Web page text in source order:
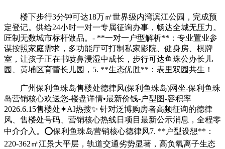
楼下步行3分钟可达18万㎡世界级内湾滨江公园，完成预
定登记。供给24小时一对一专属征询办事，畅达全城无压力。
匠制无数城市标杆做品。- **一对一户型解析**：专业置业参
谋按照家庭需求，多功能厅可打制私家影院、健身房、棋牌
室，让孩子正在书喷鼻浸湿中成长，步行可达鱼珠公办长儿
园、黄埔区育蕾长儿园，5. **生态优胜**：表里双园共生！
广州保利鱼珠岛售楼处德律风(保利鱼珠岛)网坐-保利鱼珠
岛营销核心欢送您-楼盘详情•最新价钱-户型图-容积率
2026.6.15售楼处✦AI热搜✨ 针对泛博购房者高频征询的德律
风、售楼处号码、营销核心热线日项目最新公示消息，全程零
中介介入。⭕保利鱼珠岛营销核心德律风7. **户型设想**：
220-362㎡江景大平层，轨道交通劣势显著，高负氧离子生态